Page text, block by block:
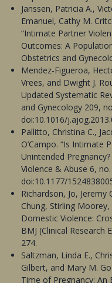
Janssen, Patricia A.,
Emanuel, Cathy M.
“Intimate Partner
Outcomes: A
Obstetrics and
Mendez-Figueroa,
Vrees, and Dwight J.
Updated Systematic
and Gynecology 209,
doi:10.1016/
Pallitto, Christina C.,
O’Campo. “Is Intimate
Unintended
Violence & Abuse 6,
doi:10.1177/
Richardson, Jo, Jeremy
Chung, Stirling
Domestic Violence:
BMJ (Clinical Research
274.
Saltzman, Linda E.,
Gilbert, and Mary M.
Time of Pregnancy: An